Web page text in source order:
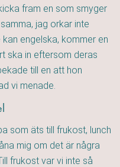
fram en som smyger
jag orkar inte
engelska, kommer en
ska in eftersom deras
till en att hon
vi menade.
som äts till frukost, lunch
mig om det är några
frukost var vi inte så